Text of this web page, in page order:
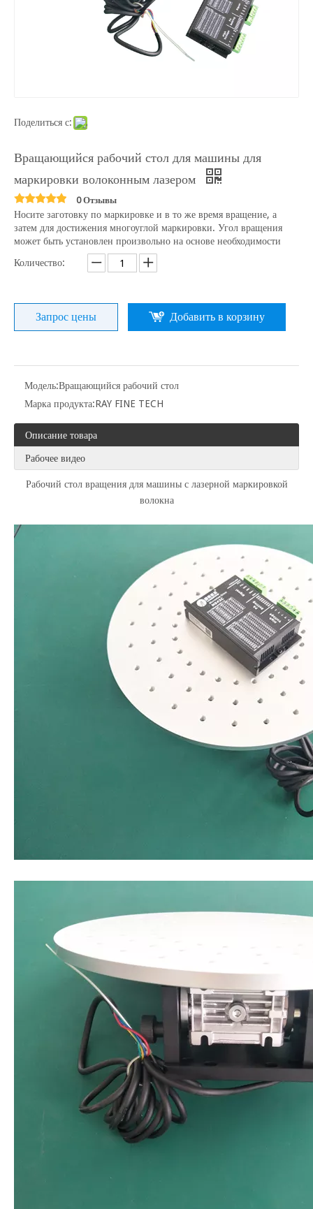
Поделиться с:
Вращающийся рабочий стол для машины для
маркировки волоконным лазером
0 Отзывы
Носите заготовку по маркировке и в то же время вращение, а
затем для достижения многоуглой маркировки. Угол вращения
может быть установлен произвольно на основе необходимости
Количество:
Запрос цены Добавить в корзину
Модель:Вращающийся рабочий стол
Марка продукта:RAY FINE TECH
Описание товара
Рабочее видео
Рабочий стол вращения для машины с лазерной маркировкой
волокна